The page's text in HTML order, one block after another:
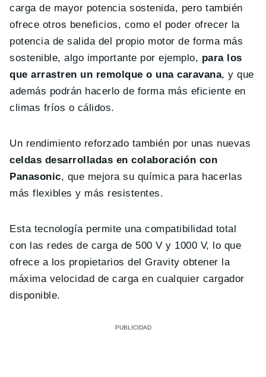
carga de mayor potencia sostenida, pero también
ofrece otros beneficios, como el poder ofrecer la
potencia de salida del propio motor de forma más
sostenible, algo importante por ejemplo, para los
que arrastren un remolque o una caravana, y que
además podrán hacerlo de forma más eficiente en
climas fríos o cálidos.
Un rendimiento reforzado también por unas nuevas
celdas desarrolladas en colaboración con
Panasonic, que mejora su química para hacerlas
más flexibles y más resistentes.
Esta tecnología permite una compatibilidad total
con las redes de carga de 500 V y 1000 V, lo que
ofrece a los propietarios del Gravity obtener la
máxima velocidad de carga en cualquier cargador
disponible.